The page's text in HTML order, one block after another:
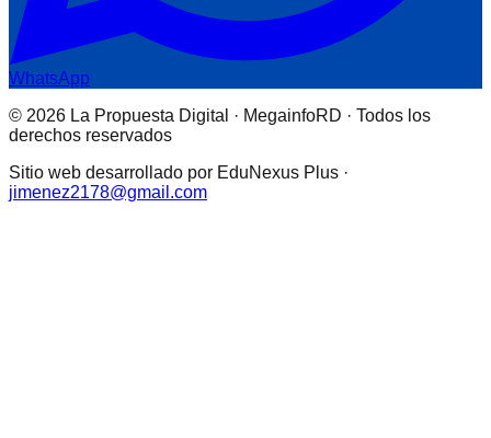
WhatsApp
© 2026 La Propuesta Digital · MegainfoRD · Todos los
derechos reservados
Sitio web desarrollado por EduNexus Plus ·
jimenez2178@gmail.com